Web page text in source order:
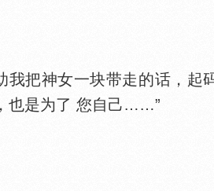
把神女一块带走的话，起
也是为了 您自己……”